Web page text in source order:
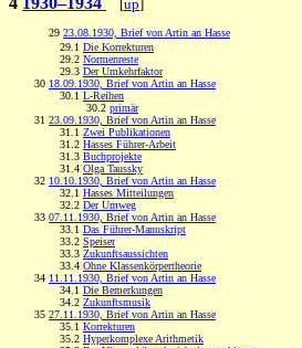
up
29 23.08.1930, Brief von Artin an Hasse
29.1 Die Korrekturen
29.2 Normenreste
29.3 Der Umkehrfaktor
30 18.09.1930, Brief von Artin an Hasse
30.1 L-Reihen
30.2 primär
31 23.09.1930, Brief von Artin an Hasse
31.1 Zwei Publikationen
31.2 Hasses Führer-Arbeit
31.3 Buchprojekte
31.4 Olga Taussky
32 10.10.1930, Brief von Artin an Hasse
32.1 Hasses Mitteilungen
32.2 Der Umweg
33 07.11.1930, Brief von Artin an Hasse
33.1 Das Führer-Manuskript
33.2 Speiser
33.3 Zukunftsaussichten
33.4 Ohne Klassenkörpertheorie
34 11.11.1930, Brief von Artin an Hasse
34.1 Die Bemerkungen
34.2 Zukunftsmusik
35 27.11.1930, Brief von Artin an Hasse
35.1 Korrekturen
35.2 Hyperkomplexe Arithmetik